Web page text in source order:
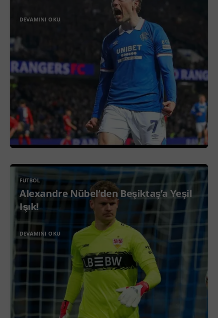
DEVAMINI OKU
FUTBOL
Alexandre Nübel’den Beşiktaş’a Yeşil
Işık!
DEVAMINI OKU